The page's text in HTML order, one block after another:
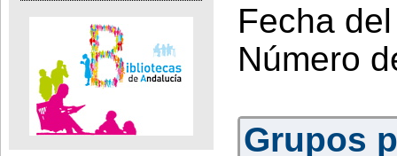
Fecha
Número
Grupos